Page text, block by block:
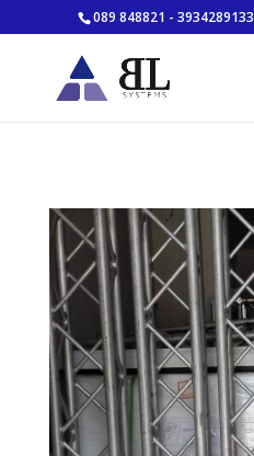
089 848821 - 3934289133